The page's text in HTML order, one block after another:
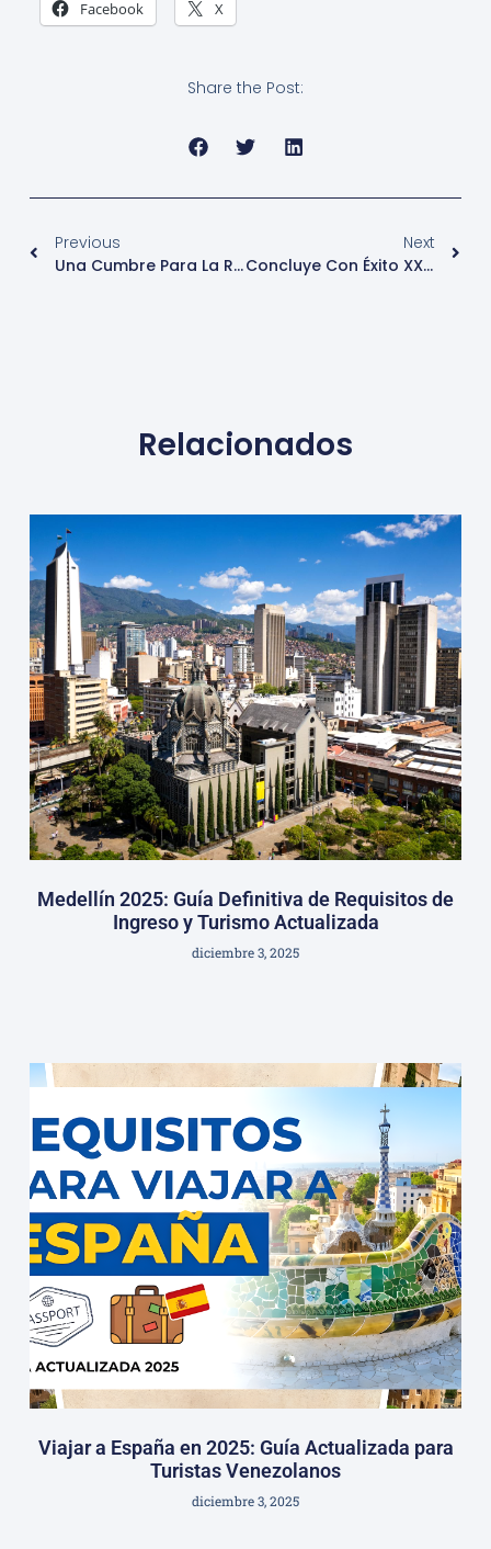
Facebook X
Share the Post:
Previous
Una Cumbre Para La Recuperación Del Turismo Mundial
Next
Concluye Con Éxito XX Cumbre Mundial De Turismo En Cancún
Relacionados
Medellín 2025: Guía Definitiva de Requisitos de
Ingreso y Turismo Actualizada
diciembre 3, 2025
Viajar a España en 2025: Guía Actualizada para
Turistas Venezolanos
diciembre 3, 2025